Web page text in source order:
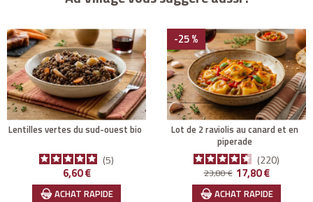
lentilles vertes du sud-ouest bio
5
Prix
6,60 €
ACHAT RAPIDE
lot de 2 raviolis au canard et en
piperade
220
Prix de base
23,80 € Prix
17,80 €
ACHAT RAPIDE
-25 %